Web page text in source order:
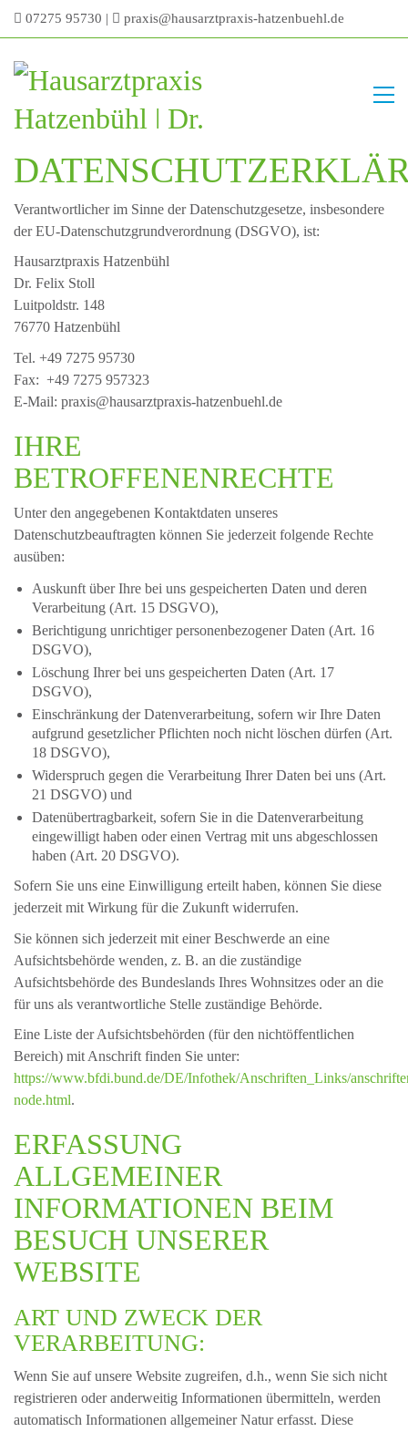
07275 95730 | praxis@hausarztpraxis-hatzenbuehl.de
Verantwortlicher im Sinne der Datenschutzgesetze, insbesondere
der EU-Datenschutzgrundverordnung (DSGVO), ist:
Hausarztpraxis Hatzenbühl
Dr. Felix Stoll
Luitpoldstr. 148
76770 Hatzenbühl
Tel. +49 7275 95730
Fax: +49 7275 957323
E-Mail: praxis@hausarztpraxis-hatzenbuehl.de
IHRE
BETROFFENENRECHTE
Unter den angegebenen Kontaktdaten unseres
Datenschutzbeauftragten können Sie jederzeit folgende Rechte
ausüben:
Auskunft über Ihre bei uns gespeicherten Daten und deren
Verarbeitung (Art. 15 DSGVO),
Berichtigung unrichtiger personenbezogener Daten (Art. 16
DSGVO),
Löschung Ihrer bei uns gespeicherten Daten (Art. 17
DSGVO),
Einschränkung der Datenverarbeitung, sofern wir Ihre Daten
aufgrund gesetzlicher Pflichten noch nicht löschen dürfen (Art.
18 DSGVO),
Widerspruch gegen die Verarbeitung Ihrer Daten bei uns (Art.
21 DSGVO) und
Datenübertragbarkeit, sofern Sie in die Datenverarbeitung
eingewilligt haben oder einen Vertrag mit uns abgeschlossen
haben (Art. 20 DSGVO).
Sofern Sie uns eine Einwilligung erteilt haben, können Sie diese
jederzeit mit Wirkung für die Zukunft widerrufen.
Sie können sich jederzeit mit einer Beschwerde an eine
Aufsichtsbehörde wenden, z. B. an die zuständige
Aufsichtsbehörde des Bundeslands Ihres Wohnsitzes oder an die
für uns als verantwortliche Stelle zuständige Behörde.
Eine Liste der Aufsichtsbehörden (für den nichtöffentlichen
Bereich) mit Anschrift finden Sie unter:
https://www.bfdi.bund.de/DE/Infothek/Anschriften_Links/
node.html.
ERFASSUNG
ALLGEMEINER
INFORMATIONEN BEIM
BESUCH UNSERER
WEBSITE
ART UND ZWECK DER
VERARBEITUNG:
Wenn Sie auf unsere Website zugreifen, d.h., wenn Sie sich nicht
registrieren oder anderweitig Informationen übermitteln, werden
automatisch Informationen allgemeiner Natur erfasst. Diese